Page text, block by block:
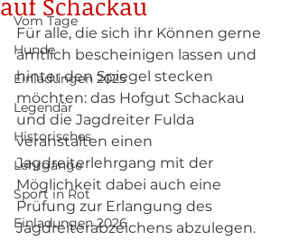
Vom Tage
Hunde
Einladungen 2025
Legendär
Historisches
Lehrgänge
Sport in Rot
Einladungen 2026
Für alle, die sich ihr Können gerne
amtlich bescheinigen lassen und
hinter den Spiegel stecken
möchten: das Hofgut Schackau
und die Jagdreiter Fulda
veranstalten einen
Jagdreiterlehrgang mit der
Möglichkeit dabei auch eine
Prüfung zur Erlangung des
Jagdreiterabzeichens abzulegen.